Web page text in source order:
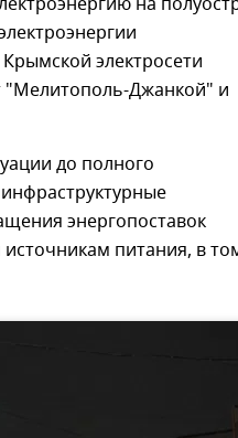
электросети
"Мелитополь-Джанкой" и
до полного
энергопоставок
питания, в